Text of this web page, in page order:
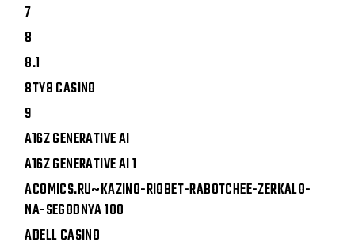
7
8
8.1
8TY8 CASINO
9
A16Z GENERATIVE AI
A16Z GENERATIVE AI 1
ACOMICS.RU~KAZINO-RIOBET-RABOTCHEE-ZERKALO-
NA-SEGODNYA 100
ADELL CASINO